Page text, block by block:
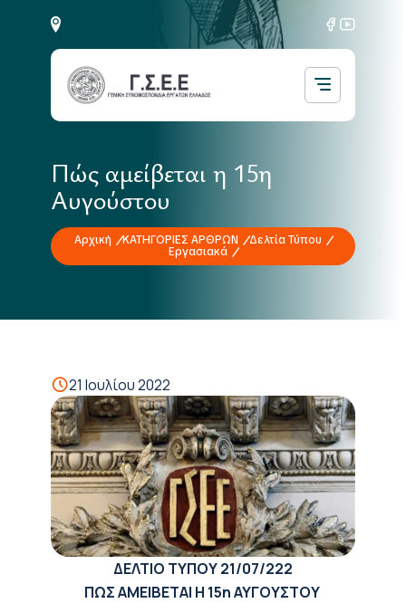
Πώς αμείβεται η 15η
Αυγούστου
Αρχική ΚΑΤΗΓΟΡΙΕΣ ΑΡΘΡΩΝ
Δελτία Τύπου
Εργασιακά
21 Ιουλίου 2022
ΔΕΛΤΙΟ ΤΥΠΟΥ21/07/222
ΠΩΣ ΑΜΕΙΒΕΤΑΙ Η 15ηΑΥΓΟΥΣΤΟΥ